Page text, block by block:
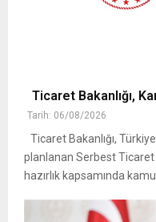
Ticaret Bakanlığı,
Tarih: 06/08/2026
Ticaret Bakanlığı,
planlanan Serbest
hazırlık kapsamında